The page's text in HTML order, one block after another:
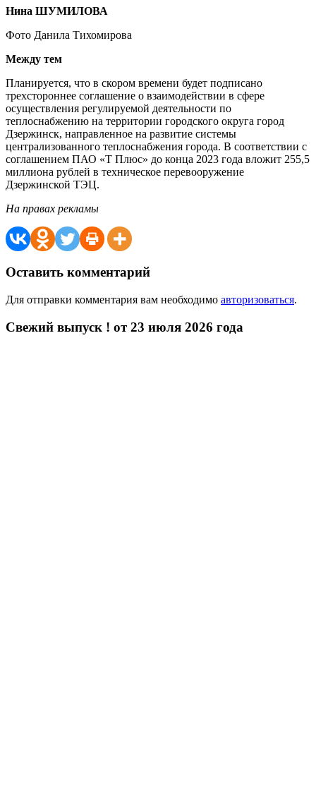
Нина ШУМИЛОВА
Фото Данила Тихомирова
Между тем
Планируется, что в скором времени будет подписано
трехстороннее соглашение о взаимодействии в сфере
осуществления регулируемой деятельности по
теплоснабжению на территории городского округа город
Дзержинск, направленное на развитие системы
централизованного теплоснабжения города. В соответствии с
соглашением ПАО «Т Плюс» до конца 2023 года вложит 255,5
миллиона рублей в техническое перевооружение
Дзержинской ТЭЦ.
На правах рекламы
Оставить комментарий
Для отправки комментария вам необходимо авторизоваться.
Свежий выпуск ! от 23 июля 2026 года